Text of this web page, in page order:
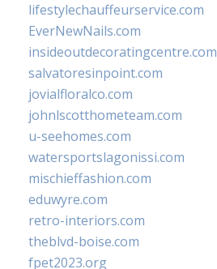
lifestylechauffeurservice.com
EverNewNails.com
insideoutdecoratingcentre.com
salvatoresinpoint.com
jovialfloralco.com
johnlscotthometeam.com
u-seehomes.com
watersportslagonissi.com
mischieffashion.com
eduwyre.com
retro-interiors.com
theblvd-boise.com
fpet2023.org